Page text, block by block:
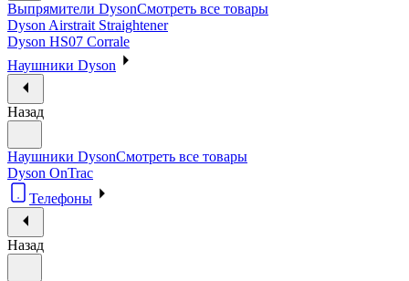
Выпрямители DysonСмотреть все товары
Dyson Airstrait Straightener
Dyson HS07 Corrale
Наушники Dyson
Назад
Наушники DysonСмотреть все товары
Dyson OnTrac
Телефоны
Назад